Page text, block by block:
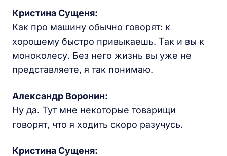
Кристина Сущеня:
Как про машину обычно говорят: к
хорошему быстро привыкаешь. Так и вы к
моноколесу. Без него жизнь вы уже не
представляете, я так понимаю.
Александр Воронин:
Ну да. Тут мне некоторые товарищи
говорят, что я ходить скоро разучусь.
Кристина Сущеня: